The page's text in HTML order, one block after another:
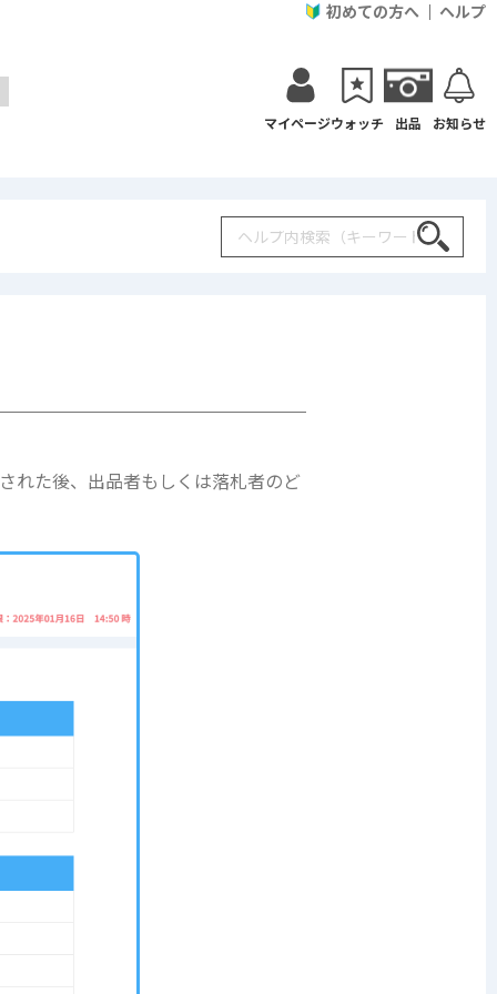
初めての方へ ヘルプ
マイページウォッチ 出品 お知らせ
Search
れた後、出品者もしくは落札者のど